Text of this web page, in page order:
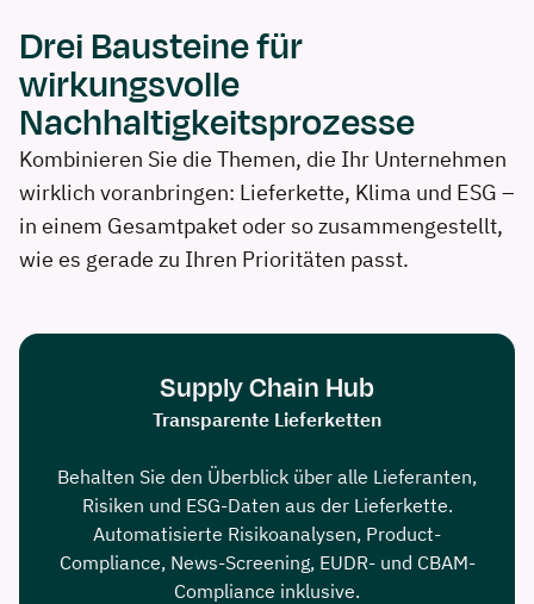
Drei Bausteine für
wirkungsvolle
Nachhaltigkeitsprozesse
Kombinieren Sie die Themen, die Ihr Unternehmen
wirklich voranbringen: Lieferkette, Klima und ESG –
in einem Gesamtpaket oder so zusammengestellt,
wie es gerade zu Ihren Prioritäten passt.
Supply Chain Hub
Transparente Lieferketten
Behalten Sie den Überblick über alle Lieferanten,
Risiken und ESG-Daten aus der Lieferkette.
Automatisierte Risikoanalysen, Product-
Compliance, News-Screening, EUDR- und CBAM-
Compliance inklusive.